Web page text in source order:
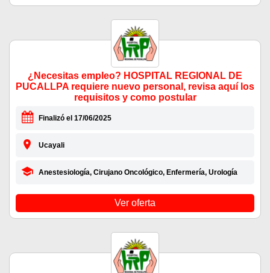
¿Necesitas empleo? HOSPITAL REGIONAL DE
PUCALLPA requiere nuevo personal, revisa aquí los
requisitos y como postular
Finalizó el 17/06/2025
Ucayali
Anestesiología, Cirujano Oncológico, Enfermería, Urología
Ver oferta